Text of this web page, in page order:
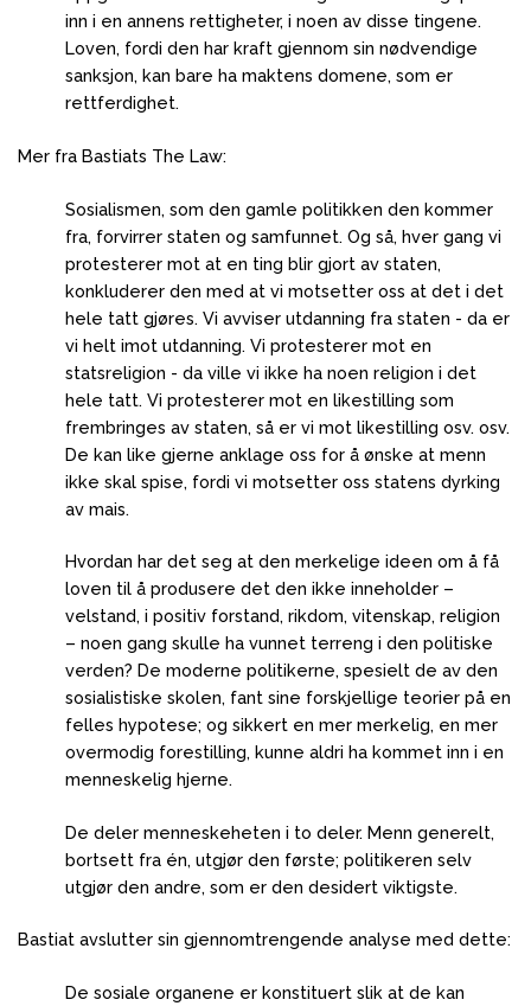
inn i en annens rettigheter, i noen av disse tingene.
Loven, fordi den har kraft gjennom sin nødvendige
sanksjon, kan bare ha maktens domene, som er
rettferdighet.
Mer fra Bastiats The Law:
Sosialismen, som den gamle politikken den kommer
fra, forvirrer staten og samfunnet. Og så, hver gang vi
protesterer mot at en ting blir gjort av staten,
konkluderer den med at vi motsetter oss at det i det
hele tatt gjøres. Vi avviser utdanning fra staten - da er
vi helt imot utdanning. Vi protesterer mot en
statsreligion - da ville vi ikke ha noen religion i det
hele tatt. Vi protesterer mot en likestilling som
frembringes av staten, så er vi mot likestilling osv. osv.
De kan like gjerne anklage oss for å ønske at menn
ikke skal spise, fordi vi motsetter oss statens dyrking
av mais.
Hvordan har det seg at den merkelige ideen om å få
loven til å produsere det den ikke inneholder –
velstand, i positiv forstand, rikdom, vitenskap, religion
– noen gang skulle ha vunnet terreng i den politiske
verden? De moderne politikerne, spesielt de av den
sosialistiske skolen, fant sine forskjellige teorier på en
felles hypotese; og sikkert en mer merkelig, en mer
overmodig forestilling, kunne aldri ha kommet inn i en
menneskelig hjerne.
De deler menneskeheten i to deler. Menn generelt,
bortsett fra én, utgjør den første; politikeren selv
utgjør den andre, som er den desidert viktigste.
Bastiat avslutter sin gjennomtrengende analyse med dette:
De sosiale organene er konstituert slik at de kan